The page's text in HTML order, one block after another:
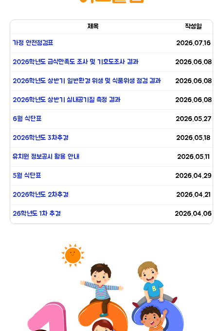
제목 작성일
가정 안전점검표 2026.07.16
2026학년도 급식만족도 조사 및 기호도조사 결과 2026.06.08
2026학년도 상반기 일반환경 위생 및 식품위생 점검 결과 2026.06.08
2026학년도 상반기 실내공기질 측정 결과 2026.06.08
6월 식단표 2026.05.27
2026학년도 3차추경 2026.05.18
유치원 정보공시 활용 안내 2026.05.11
5월 식단표 2026.04.29
2026학년도 2차추경 2026.04.21
26학년도 1차 추경 2026.04.06